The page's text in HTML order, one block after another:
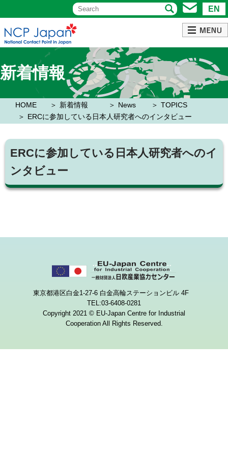
EN
新着情報
HOME 新着情報 News
TOPICS
ERCに参加している日本人研究者へのインタビュー
ERCに参加している日本人研究者へのイ
ンタビュー
東京都港区白金1-27-6 白金高輪ステーションビル 4F
TEL:03-6408-0281
Copyright 2021 © EU-Japan Centre for Industrial
Cooperation All Rights Reserved.